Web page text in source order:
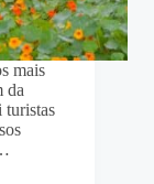
mais
da
turistas